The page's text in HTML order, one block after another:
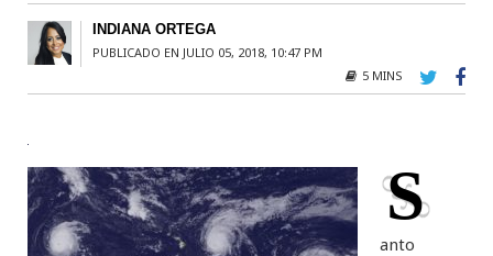
INDIANA ORTEGA
PUBLICADO EN JULIO 05, 2018, 10:47 PM
5 MINS
S
anto